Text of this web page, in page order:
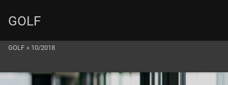
GOLF
GOLF » 10/2018